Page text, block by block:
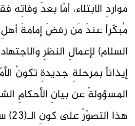
مواردِ الابتلاء، أمّا بعدَ
مُبكّراً عندَ مَن رفضَ إمامةَ
السلام) لإعمالِ النظرِ
إيذاناً بمرحلةٍ جديدةٍ تكونُ
المسؤولةُ عن بيانِ الأحكامِ
هذا